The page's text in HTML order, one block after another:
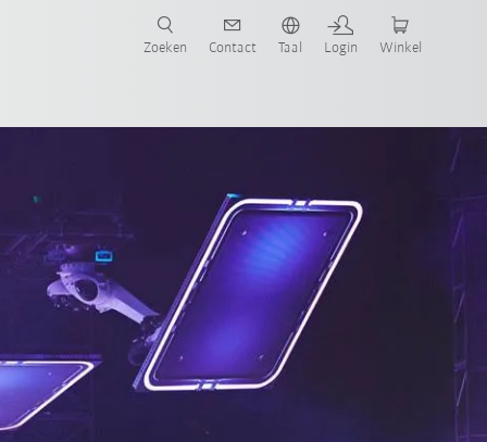
Zoeken Contact Taal Login Winkel